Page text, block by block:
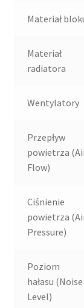
Materiał
Materiał
radiatora
Wentylatory
Przepływ
powietrza
Flow)
Ciśnienie
powietrza
Pressure)
Poziom
hałasu (Noise
Level)